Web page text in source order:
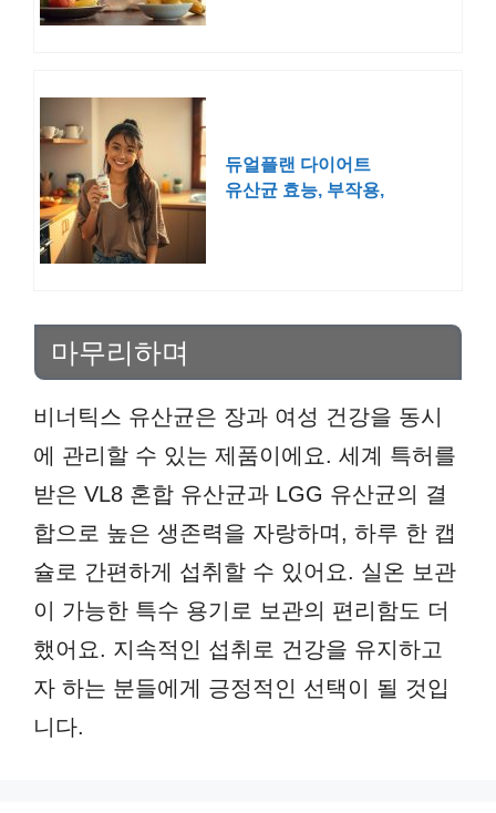
듀얼플랜 다이어트
유산균 효능, 부작용,
마무리하며
비너틱스 유산균은 장과 여성 건강을 동시
에 관리할 수 있는 제품이에요. 세계 특허를
받은 VL8 혼합 유산균과 LGG 유산균의 결
합으로 높은 생존력을 자랑하며, 하루 한 캡
슐로 간편하게 섭취할 수 있어요. 실온 보관
이 가능한 특수 용기로 보관의 편리함도 더
했어요. 지속적인 섭취로 건강을 유지하고
자 하는 분들에게 긍정적인 선택이 될 것입
니다.